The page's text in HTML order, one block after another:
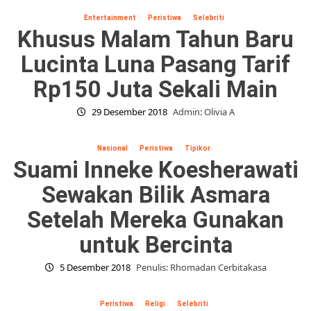
Entertainment Peristiwa Selebriti
Khusus Malam Tahun Baru
Lucinta Luna Pasang Tarif
Rp150 Juta Sekali Main
29 Desember 2018 Admin: Olivia A
Nasional Peristiwa Tipikor
Suami Inneke Koesherawati
Sewakan Bilik Asmara
Setelah Mereka Gunakan
untuk Bercinta
5 Desember 2018 Penulis: Rhomadan Cerbitakasa
Peristiwa Religi Selebriti